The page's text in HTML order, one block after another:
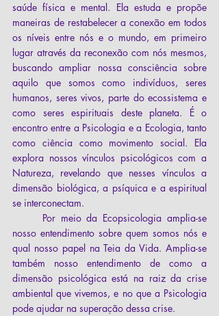
saúde física e mental. Ela estuda e propõe
maneiras de restabelecer a conexão em todos
os níveis entre nós e o mundo, em primeiro
lugar através da reconexão com nós mesmos,
buscando ampliar nossa consciência sobre
aquilo que somos como indivíduos, seres
humanos, seres vivos, parte do ecossistema e
como seres espirituais deste planeta. É o
encontro entre a Psicologia e a Ecologia, tanto
como ciência como movimento social. Ela
explora nossos vínculos psicológicos com a
Natureza, revelando que nesses vínculos a
dimensão biológica, a psíquica e a espiritual
se interconectam.
nosso entendimento sobre quem somos nós e
qual nosso papel na Teia da Vida. Amplia-se
também nosso entendimento de como a
dimensão psicológica está na raiz da crise
ambiental que vivemos, e no que a Psicologia
pode ajudar na superação dessa crise.